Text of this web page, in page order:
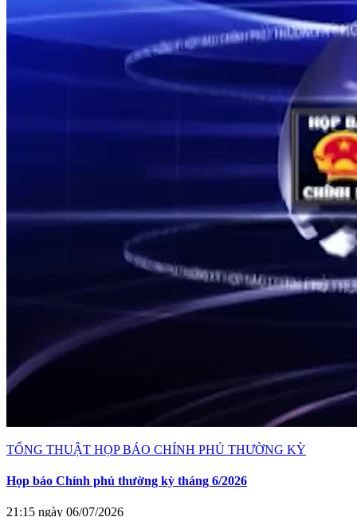
TỔNG THUẬT HỌP BÁO CHÍNH PHỦ THƯỜNG KỲ
Họp báo Chính phủ thường kỳ tháng 6/2026
21:15 ngày 06/07/2026